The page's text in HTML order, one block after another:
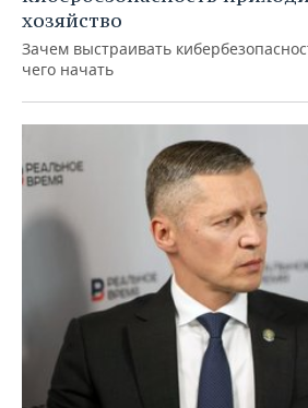
хозяйство
Зачем выстраивать
чего начать